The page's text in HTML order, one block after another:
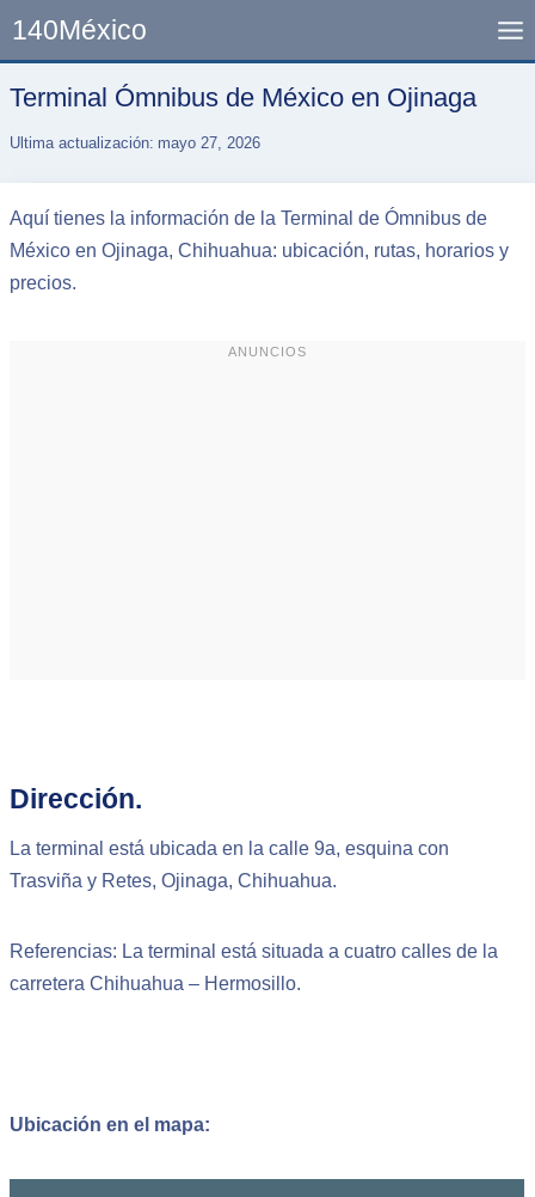
140México
Terminal Ómnibus de México en Ojinaga
Ultima actualización: mayo 27, 2026
Aquí tienes la información de la Terminal de Ómnibus de
México en Ojinaga, Chihuahua: ubicación, rutas, horarios y
precios.
ANUNCIOS
Dirección.
La terminal está ubicada en la calle 9a, esquina con
Trasviña y Retes, Ojinaga, Chihuahua.
Referencias: La terminal está situada a cuatro calles de la
carretera Chihuahua – Hermosillo.
Ubicación en el mapa: